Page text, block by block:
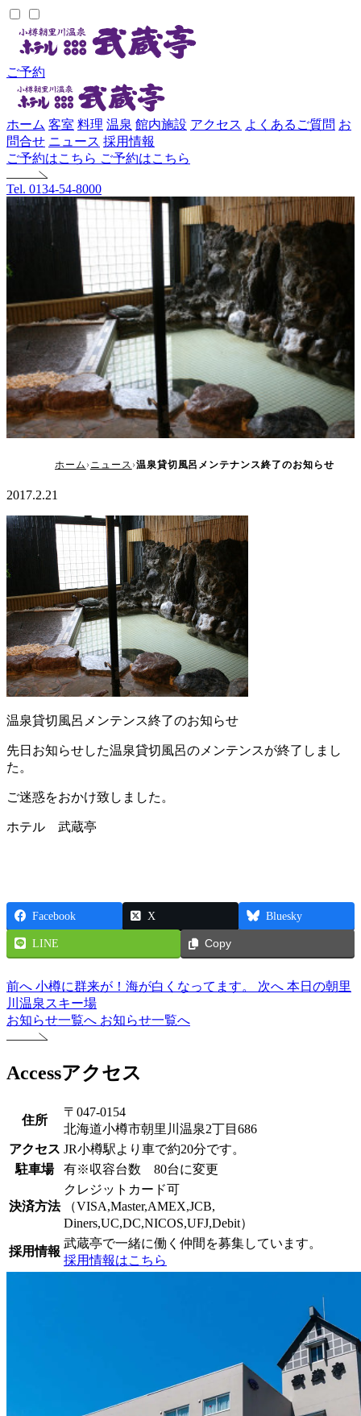
ご予約
ホーム 客室 料理 温泉 館内施設 アクセス よくあるご質問 お
問合せ ニュース 採用情報
ご予約はこちら ご予約はこちら
Tel. 0134-54-8000
温泉貸切風呂メンテナンス終了のお知らせ
ホーム ニュース 温泉貸切風呂メンテナンス終了のお知らせ
2017.2.21
温泉貸切風呂メンテンス終了のお知らせ
先日お知らせした温泉貸切風呂のメンテンスが終了しまし
た。
ご迷惑をおかけ致しました。
ホテル 武蔵亭
Facebook X Bluesky
LINE Copy
前へ 小樽に群来が！海が白くなってます。 次へ 本日の朝里
川温泉スキー場
お知らせ一覧へ お知らせ一覧へ
Accessアクセス
住所
〒047-0154
北海道小樽市朝里川温泉2丁目686
アクセス JR小樽駅より車で約20分です。
駐車場
有※収容台数 80台に変更
決済方法
クレジットカード可
（VISA,Master,AMEX,JCB,
Diners,UC,DC,NICOS,UFJ,Debit）
採用情報
武蔵亭で一緒に働く仲間を募集しています。
採用情報はこちら